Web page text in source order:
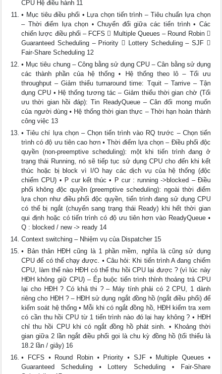
CPU Hệ điều hành 11
• Mục tiêu điều phối • Lựa chọn tiến trình – Tiêu chuẩn lựa chọn
– Thời điểm lựa chọn • Chuyển đổi giữa các tiến trình • Các
chiến lược điều phối – FCFS  Multiple Queues – Round Robin 
Guaranteed Scheduling – Priority  Lottery Scheduling – SJF 
Fair-Share Scheduling 12
• Mục tiêu chung – Công bằng sử dụng CPU – Cân bằng sử dụng
các thành phần của hệ thống • Hệ thống theo lô – Tối ưu
throughput – Giảm thiểu turnaround time: Tquit – Tarrive – Tận
dụng CPU • Hệ thống tương tác – Giảm thiểu thời gian chờ (Tối
ưu thời gian hồi đáp): Tin ReadyQueue – Cân đối mong muốn
của người dùng • Hệ thống thời gian thực – Thời hạn hoàn thành
công việc 13
• Tiêu chí lựa chọn – Chọn tiến trình vào RQ trước – Chọn tiến
trình có độ ưu tiên cao hơn • Thời điểm lựa chọn – Điều phối độc
quyền (non-preemptive scheduling): một khi tiến trình đang ở
trạng thái Running, nó sẽ tiếp tục sử dụng CPU cho đến khi kết
thúc hoặc bị block vì I/O hay các dịch vụ của hệ thống (độc
chiếm CPU) • P cur kết thúc • P cur : running ->blocked – Điều
phối không độc quyền (preemptive scheduling): ngoài thời điểm
lựa chọn như điều phối độc quyền, tiến trình đang sử dụng CPU
có thể bị ngắt (chuyển sang trạng thái Ready) khi hết thời gian
qui định hoặc có tiến trình có độ ưu tiên hơn vào ReadyQueue •
Q : blocked / new -> ready 14
Context switching – Nhiệm vụ của Dispatcher 15
• Bản thân HĐH cũng là 1 phần mềm, nghĩa là cũng sử dụng
CPU để có thể chạy được. • Câu hỏi: Khi tiến trình A đang chiếm
CPU, làm thế nào HĐH có thể thu hồi CPU lại được ? (vì lúc này
HĐH không giữ CPU) – Ép buộc tiến trình thỉnh thoảng trả CPU
lại cho HĐH ? Có khả thi ? – Máy tính phải có 2 CPU, 1 dành
riêng cho HĐH ? – HĐH sử dụng ngắt đồng hồ (ngắt điều phối) để
kiểm soát hệ thống • Mỗi khi có ngắt đồng hồ, HĐH kiểm tra xem
có cần thu hồi CPU từ 1 tiến trình nào đó lại hay không ? • HĐH
chỉ thu hồi CPU khi có ngắt đồng hồ phát sinh. • Khoảng thời
gian giữa 2 lần ngắt điều phối gọi là chu kỳ đồng hồ (tối thiểu là
18.2 lần / giây) 16
• FCFS • Round Robin • Priority • SJF • Multiple Queues •
Guaranteed Scheduling • Lottery Scheduling • Fair-Share